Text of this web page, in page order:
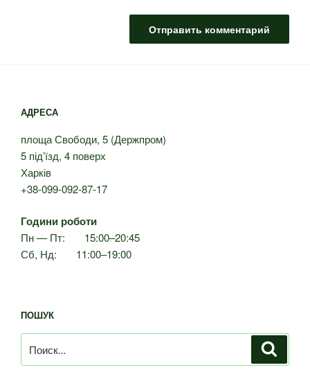
АДРЕСА
площа Свободи, 5 (Держпром)
5 під’їзд, 4 поверх
Харків
+38-099-092-87-17
Години роботи
Пн — Пт: 15:00–20:45
Сб, Нд: 11:00–19:00
ПОШУК